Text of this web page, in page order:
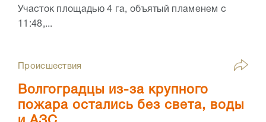
Участок площадью 4 га, объятый пламенем с
11:48,...
Происшествия
Волгоградцы из-за крупного
пожара остались без света, воды